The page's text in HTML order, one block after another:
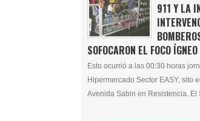
911 Y LA
SOFOCARON EL FOCO
Esto ocurrió a las 00:30 horas
Hipermercado Sector EASY, sito
Avenida Sabin en Resistencia. El